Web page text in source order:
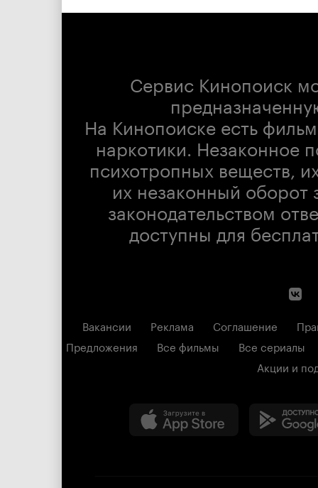
Сервис Кинопоиск
На Кинопоиске есть
наркотики. Незаконное
психотропных веществ,
их незаконный оборот
законодательством
доступны для
Вакансии Реклама Соглашение
Предложения
Все фильмы
Все сериалы
Акции и